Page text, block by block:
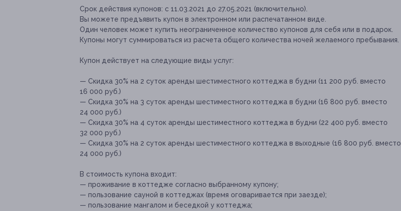
Срок действия купонов: с 11.03.2021 до 27.05.2021 (включительно).
Вы можете предъявить купон в электронном или распечатанном виде.
Один человек может купить неограниченное количество купонов для себя или в подарок.
Купоны могут суммироваться из расчета общего количества ночей желаемого пребывания.
Купон действует на следующие виды услуг:
— Скидка 30% на 2 суток аренды шестиместного коттеджа в будни (11 200 руб. вместо
16 000 руб.)
— Скидка 30% на 3 суток аренды шестиместного коттеджа в будни (16 800 руб. вместо
24 000 руб.)
— Скидка 30% на 4 суток аренды шестиместного коттеджа в будни (22 400 руб. вместо
32 000 руб.)
— Скидка 30% на 2 суток аренды шестиместного коттеджа в выходные (16 800 руб. вместо
24 000 руб.)
В стоимость купона входит:
— проживание в коттедже согласно выбранному купону;
— пользование сауной в коттеджах (время оговаривается при заезде);
— пользование мангалом и беседкой у коттеджа;